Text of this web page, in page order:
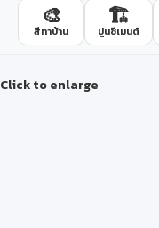
🎨
สีทาบ้าน
🏗️
ปูนซีเมนต์
Click to enlarge